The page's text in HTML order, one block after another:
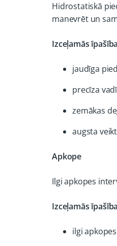
Hidrostatiskā
manevrēt un
Izceļamās
jaudīga
precīza
zemākas
augsta
Apkope
Ilgi apkopes
Izceļamās
ilgi